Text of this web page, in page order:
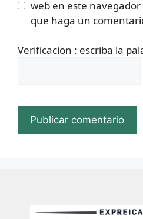
web en este
que haga un
Verificacion : escriba la